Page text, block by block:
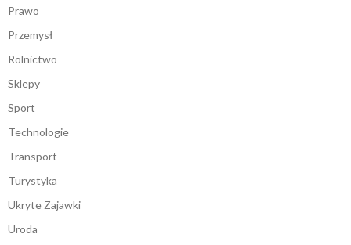
Prawo
Przemysł
Rolnictwo
Sklepy
Sport
Technologie
Transport
Turystyka
Ukryte Zajawki
Uroda